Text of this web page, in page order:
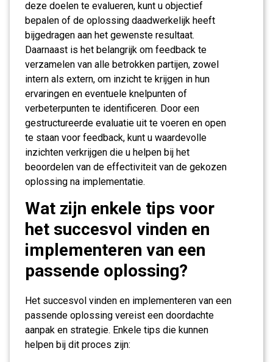
deze doelen te evalueren, kunt u objectief
bepalen of de oplossing daadwerkelijk heeft
bijgedragen aan het gewenste resultaat.
Daarnaast is het belangrijk om feedback te
verzamelen van alle betrokken partijen, zowel
intern als extern, om inzicht te krijgen in hun
ervaringen en eventuele knelpunten of
verbeterpunten te identificeren. Door een
gestructureerde evaluatie uit te voeren en open
te staan voor feedback, kunt u waardevolle
inzichten verkrijgen die u helpen bij het
beoordelen van de effectiviteit van de gekozen
oplossing na implementatie.
Wat zijn enkele tips voor
het succesvol vinden en
implementeren van een
passende oplossing?
Het succesvol vinden en implementeren van een
passende oplossing vereist een doordachte
aanpak en strategie. Enkele tips die kunnen
helpen bij dit proces zijn: